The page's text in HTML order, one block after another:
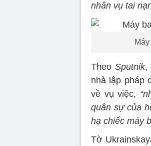
nhân vụ tai
Theo Sputnik,
nhà lập pháp
về vụ việc,
quân sự của
hạ chiếc máy
Tờ